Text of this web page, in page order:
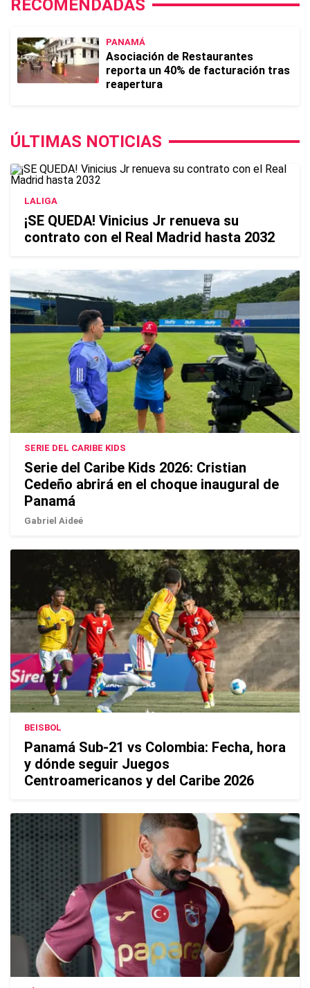
RECOMENDADAS
PANAMÁ
Asociación de Restaurantes
reporta un 40% de facturación tras
reapertura
ÚLTIMAS NOTICIAS
LALIGA
¡SE QUEDA! Vinicius Jr renueva su
contrato con el Real Madrid hasta 2032
SERIE DEL CARIBE KIDS
Serie del Caribe Kids 2026: Cristian
Cedeño abrirá en el choque inaugural de
Panamá
Gabriel Aideé
BEISBOL
Panamá Sub-21 vs Colombia: Fecha, hora
y dónde seguir Juegos
Centroamericanos y del Caribe 2026